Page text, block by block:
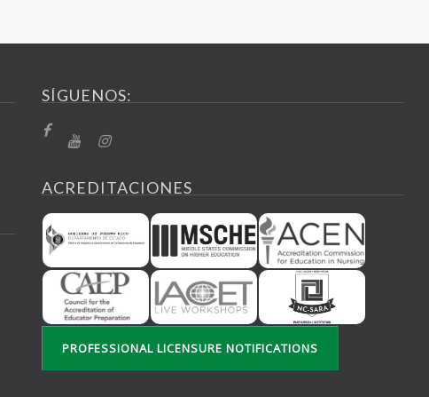
SÍGUENOS:
ACREDITACIONES
PROFESSIONAL LICENSURE NOTIFICATIONS